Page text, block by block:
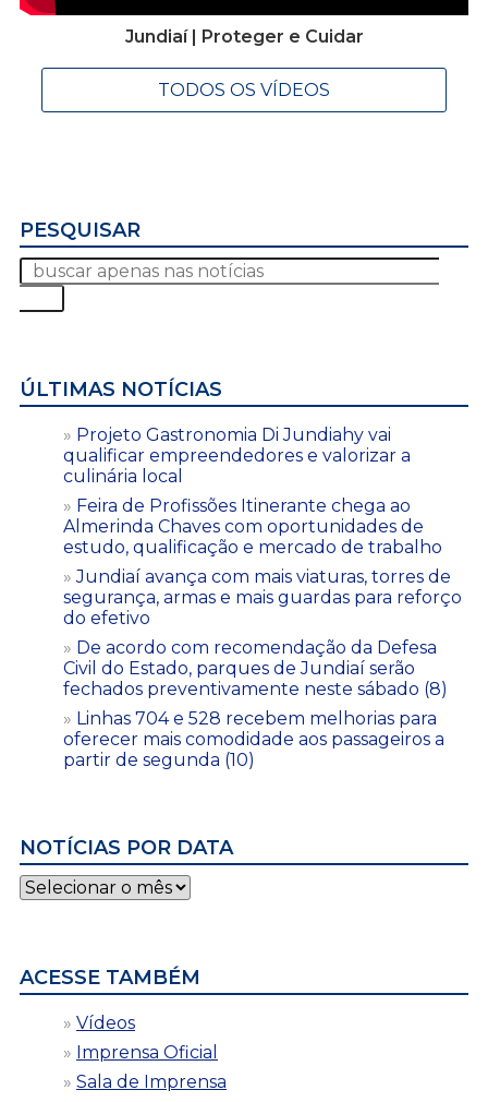
Jundiaí | Proteger e Cuidar
TODOS OS VÍDEOS
PESQUISAR
ÚLTIMAS NOTÍCIAS
Projeto Gastronomia Di Jundiahy vai
qualificar empreendedores e valorizar a
culinária local
Feira de Profissões Itinerante chega ao
Almerinda Chaves com oportunidades de
estudo, qualificação e mercado de trabalho
Jundiaí avança com mais viaturas, torres de
segurança, armas e mais guardas para reforço
do efetivo
De acordo com recomendação da Defesa
Civil do Estado, parques de Jundiaí serão
fechados preventivamente neste sábado (8)
Linhas 704 e 528 recebem melhorias para
oferecer mais comodidade aos passageiros a
partir de segunda (10)
NOTÍCIAS POR DATA
Notícias
por
ACESSE TAMBÉM
Vídeos
Imprensa Oficial
Sala de Imprensa